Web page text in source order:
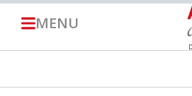
MENU